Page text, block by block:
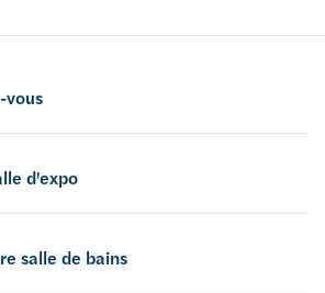
vous
d'expo
salle de bains